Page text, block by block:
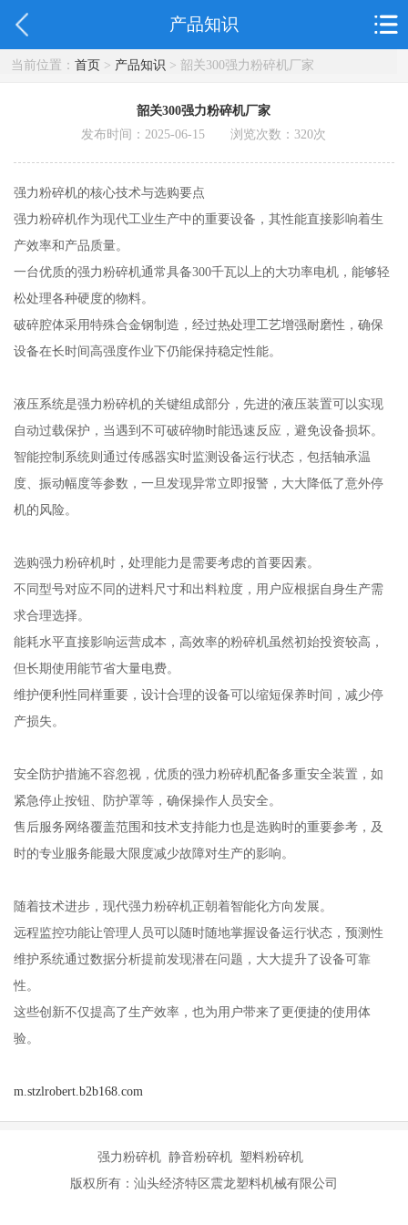
产品知识
当前位置： 首页> 产品知识 > 韶关300强力粉碎机厂家
韶关300强力粉碎机厂家
发布时间：2025-06-15 浏览次数：320次
强力粉碎机的核心技术与选购要点
强力粉碎机作为现代工业生产中的重要设备，其性能直接影响着生
产效率和产品质量。
一台优质的强力粉碎机通常具备300千瓦以上的大功率电机，能够轻
松处理各种硬度的物料。
破碎腔体采用特殊合金钢制造，经过热处理工艺增强耐磨性，确保
设备在长时间高强度作业下仍能保持稳定性能。
液压系统是强力粉碎机的关键组成部分，先进的液压装置可以实现
自动过载保护，当遇到不可破碎物时能迅速反应，避免设备损坏。
智能控制系统则通过传感器实时监测设备运行状态，包括轴承温
度、振动幅度等参数，一旦发现异常立即报警，大大降低了意外停
机的风险。
选购强力粉碎机时，处理能力是需要考虑的首要因素。
不同型号对应不同的进料尺寸和出料粒度，用户应根据自身生产需
求合理选择。
能耗水平直接影响运营成本，高效率的粉碎机虽然初始投资较高，
但长期使用能节省大量电费。
维护便利性同样重要，设计合理的设备可以缩短保养时间，减少停
产损失。
安全防护措施不容忽视，优质的强力粉碎机配备多重安全装置，如
紧急停止按钮、防护罩等，确保操作人员安全。
售后服务网络覆盖范围和技术支持能力也是选购时的重要参考，及
时的专业服务能最大限度减少故障对生产的影响。
随着技术进步，现代强力粉碎机正朝着智能化方向发展。
远程监控功能让管理人员可以随时随地掌握设备运行状态，预测性
维护系统通过数据分析提前发现潜在问题，大大提升了设备可靠
性。
这些创新不仅提高了生产效率，也为用户带来了更便捷的使用体
验。
m.stzlrobert.b2b168.com
强力粉碎机 静音粉碎机 塑料粉碎机
版权所有：汕头经济特区震龙塑料机械有限公司